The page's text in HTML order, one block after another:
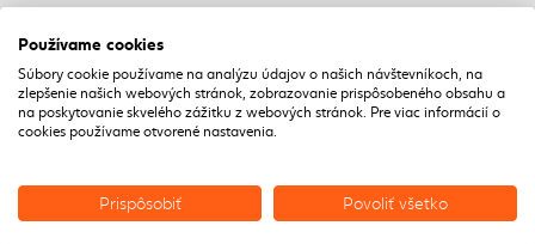
VLASTNOSTI
Dôležité vlastnosti vrtáka
Materiál
Používame cookies
Súbory cookie používame na analýzu údajov o našich návštevníkoch, na
zlepšenie našich webových stránok, zobrazovanie prispôsobeného obsahu a
na poskytovanie skvelého zážitku z webových stránok. Pre viac informácií o
cookies používame otvorené nastavenia.
Prispôsobiť Povoliť všetko